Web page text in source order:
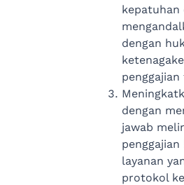
kepatuhan
dengan
dengan
jawab
penggajian
layanan
protokol